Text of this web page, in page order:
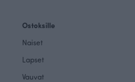
Ostoksille
Naiset
Lapset
Vauvat